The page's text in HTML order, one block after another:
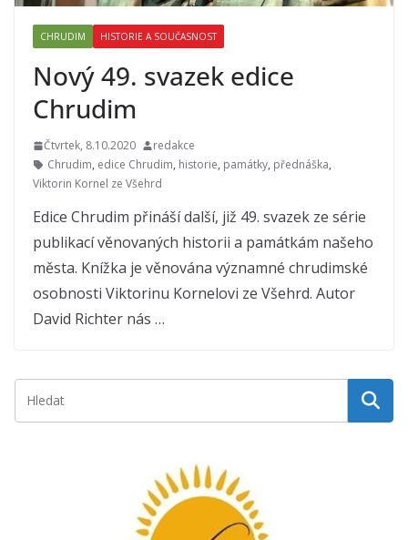
CHRUDIM HISTORIE A SOUČASNOST
Nový 49. svazek edice
Chrudim
Čtvrtek, 8.10.2020
redakce
Chrudim, edice Chrudim, historie, památky, přednáška,
Viktorin Kornel ze Všehrd
Edice Chrudim přináší další, již 49. svazek ze série
publikací věnovaných historii a památkám našeho
města. Knížka je věnována významné chrudimské
osobnosti Viktorinu Kornelovi ze Všehrd. Autor
David Richter nás …